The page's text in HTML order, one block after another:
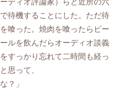
待機することにした。ただ待
喰った。焼肉を喰ったらビー
ルを飲んだらオーディオ談義
すっかり忘れて二時間も経っ
思って、
？」